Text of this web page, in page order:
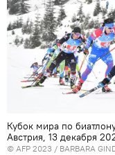
Кубок мира по
Австрия, 13 декабря
© AFP 2023 / BARBARA